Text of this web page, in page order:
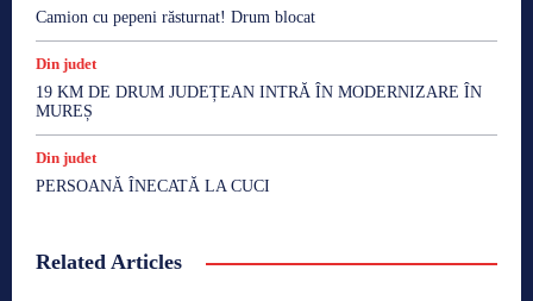
Camion cu pepeni răsturnat! Drum blocat
Din judet
19 KM DE DRUM JUDEȚEAN INTRĂ ÎN MODERNIZARE ÎN
MUREȘ
Din judet
PERSOANĂ ÎNECATĂ LA CUCI
Related Articles